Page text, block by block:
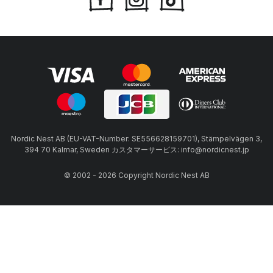
Nordic Nest AB (EU-VAT-Number: SE556628159701), Stämpelvägen 3,
394 70 Kalmar, Sweden カスタマーサービス: info@nordicnest.jp
© 2002 - 2026 Copyright Nordic Nest AB